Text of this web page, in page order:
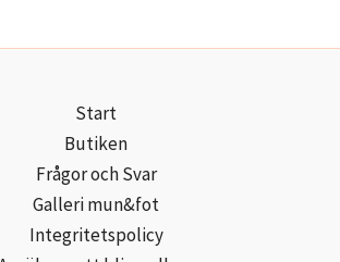
Start
Butiken
Frågor och Svar
Galleri mun&fot
Integritetspolicy